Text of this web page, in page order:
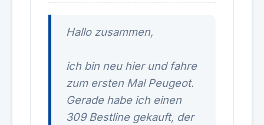
Hallo zusammen,
ich bin neu hier und fahre
zum ersten Mal Peugeot.
Gerade habe ich einen
309 Bestline gekauft, der